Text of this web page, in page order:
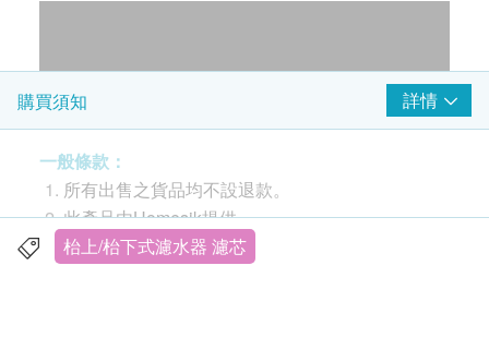
產品特點:
多層過濾系統:
5層過濾系統能有效減少自來水中常見的雜質, 例如膠
購買須知 詳情
一般條款：
所有出售之貨品均不設退款。
此產品由Homesik提供。
如有任何爭議，Homesik Hong Kong及健康生活
枱上/枱下式濾水器 濾芯